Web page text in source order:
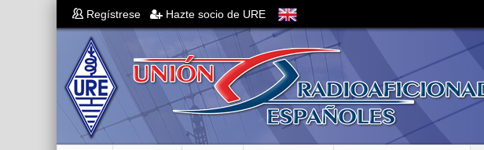
Regístrese Hazte socio de URE